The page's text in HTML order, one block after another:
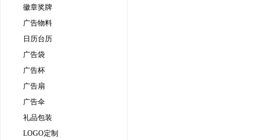
徽章奖牌
广告物料
日历台历
广告袋
广告杯
广告扇
广告伞
礼品包装
LOGO定制